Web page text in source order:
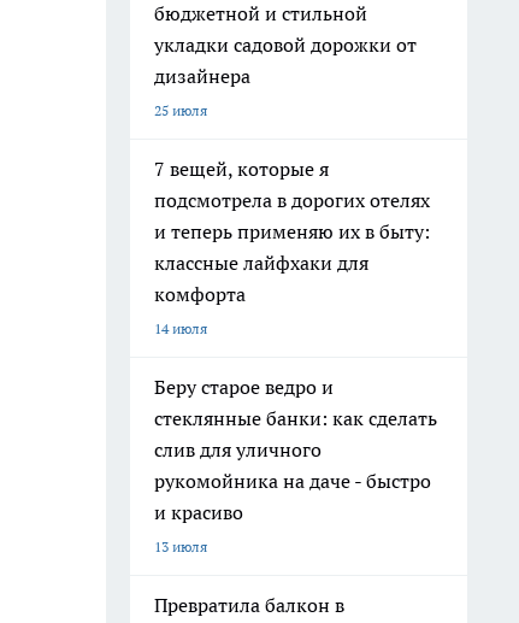
бюджетной и стильной
укладки садовой дорожки от
дизайнера
25 июля
7 вещей, которые я
подсмотрела в дорогих отелях
и теперь применяю их в быту:
классные лайфхаки для
комфорта
14 июля
Беру старое ведро и
стеклянные банки: как сделать
слив для уличного
рукомойника на даче - быстро
и красиво
13 июля
Превратила балкон в